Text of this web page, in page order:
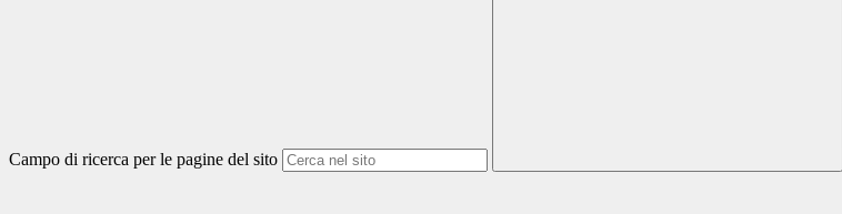
Campo di ricerca per le pagine del sito